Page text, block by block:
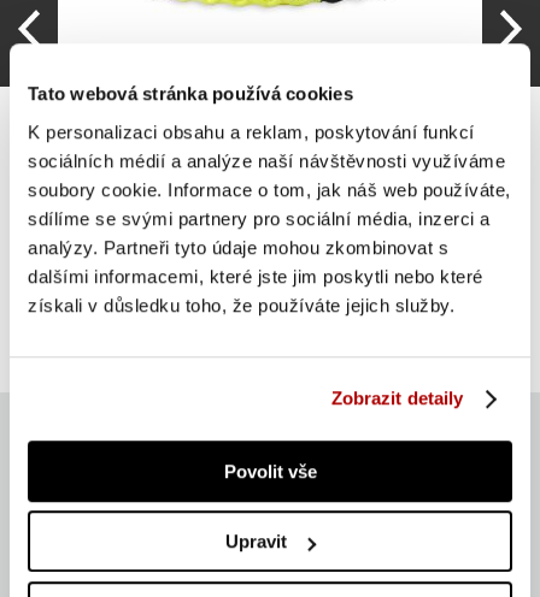
Tato webová stránka používá cookies
K personalizaci obsahu a reklam, poskytování funkcí
sociálních médií a analýze naší návštěvnosti využíváme
soubory cookie. Informace o tom, jak náš web používáte,
sdílíme se svými partnery pro sociální média, inzerci a
analýzy. Partneři tyto údaje mohou zkombinovat s
dalšími informacemi, které jste jim poskytli nebo které
získali v důsledku toho, že používáte jejich služby.
Zobrazit detaily
Povolit vše
Upravit
Masážní hula hoop obruč 110 cm s magnety
ZLEVNĚNO -46 %
319 Kč
Do košíku
Aktuálně